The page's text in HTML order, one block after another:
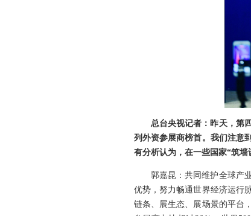
总台央视记者：昨天，第
列外资参展商榜首。我们注意
有分析认为，在一些国家“筑
郭嘉昆：共同维护全球产
优势，努力畅通世界经济运行
链条、展生态、展场景的平台